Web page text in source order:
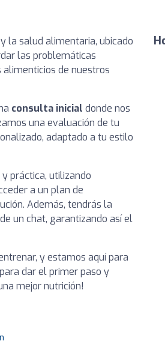
la salud alimentaria, ubicado
las problemáticas
de nuestros
consulta inicial donde nos
una evaluación de tu
adaptado a tu estilo
práctica, utilizando
a un plan de
Además, tendrás la
un chat, garantizando así el
y estamos aquí para
dar el primer paso y
mejor nutrición!